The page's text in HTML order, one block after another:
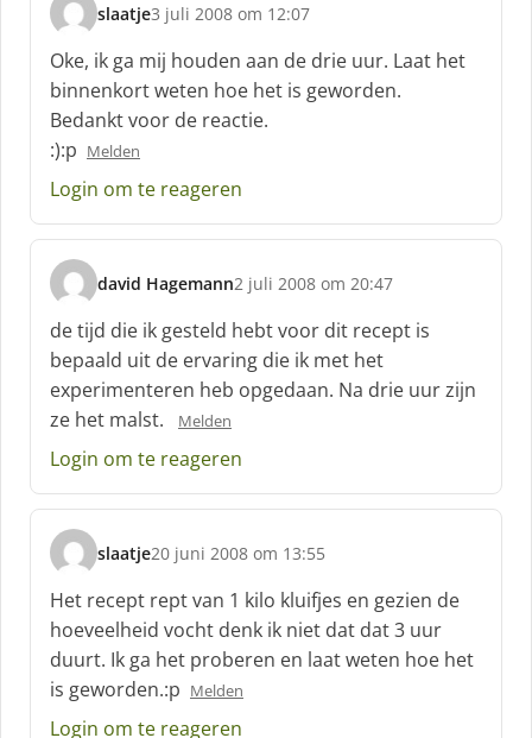
slaatje
s
c
h
r
e
e
:
3 juli 2008 om 12:07
Oke, ik ga mij houden aan de drie uur. Laat het
binnenkort weten hoe het is geworden.
Bedankt voor de reactie.
:):p Melden
Login om te reageren
david Hagemann
s
h
r
e
e
:
2 juli 2008 om 20:47
de tijd die ik gesteld hebt voor dit recept is
bepaald uit de ervaring die ik met het
experimenteren heb opgedaan. Na drie uur zijn
ze het malst.
Melden
Login om te reageren
slaatje
s
c
h
r
e
e
20 juni 2008 om 13:55
Het recept rept van 1 kilo kluifjes en gezien de
hoeveelheid vocht denk ik niet dat dat 3 uur
duurt. Ik ga het proberen en laat weten hoe het
is geworden.:p Melden
Login om te reageren